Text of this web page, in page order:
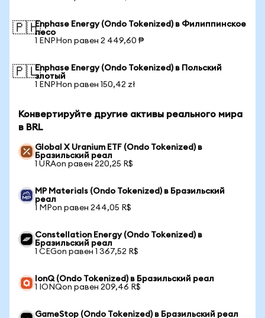
🇵🇭Enphase Energy (Ondo Tokenized) в Филиппинское
песо
1 ENPHon равен 2 449,60 ₱
🇵🇱Enphase Energy (Ondo Tokenized) в Польский
злотый
1 ENPHon равен 150,42 zł
Конвертируйте другие активы реального мира
в BRL
Global X Uranium ETF (Ondo Tokenized) в
Бразильский реал
1 URAon равен 220,25 R$
MP Materials (Ondo Tokenized) в Бразильский
реал
1 MPon равен 244,05 R$
Constellation Energy (Ondo Tokenized) в
Бразильский реал
1 CEGon равен 1 367,52 R$
IonQ (Ondo Tokenized) в Бразильский реал
1 IONQon равен 209,46 R$
GameStop (Ondo Tokenized) в Бразильский реал